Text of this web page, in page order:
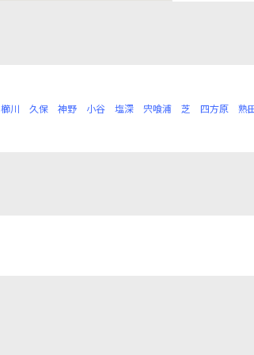
櫛川 久保 神野 小谷 塩深 宍喰浦 芝 四方原 熟